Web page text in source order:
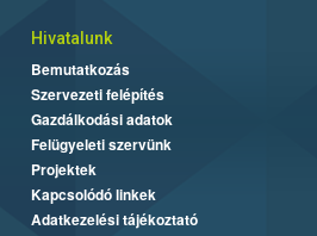
Hivatalunk
Bemutatkozás
Szervezeti felépítés
Gazdálkodási adatok
Felügyeleti szervünk
Projektek
Kapcsolódó linkek
Adatkezelési tájékoztató